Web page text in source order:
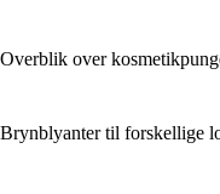
Overblik over
Brynblyanter til forskellige